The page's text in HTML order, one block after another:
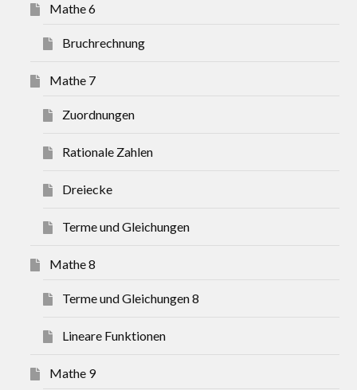
Mathe 6
Bruchrechnung
Mathe 7
Zuordnungen
Rationale Zahlen
Dreiecke
Terme und Gleichungen
Mathe 8
Terme und Gleichungen 8
Lineare Funktionen
Mathe 9